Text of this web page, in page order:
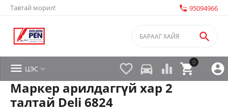
Тавтай морил! settings_phone 95094966


0

 directions_car 
 ЦЭС 
Маркер арилдаггүй хар 2
талтай Deli 6824